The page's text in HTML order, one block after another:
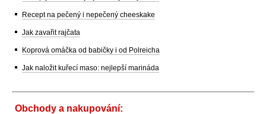
Recept na pečený i nepečený cheeskake
Jak zavařit rajčata
Koprová omáčka od babičky i od Polreicha
Jak naložit kuřecí maso: nejlepší marináda
Obchody a nakupování: